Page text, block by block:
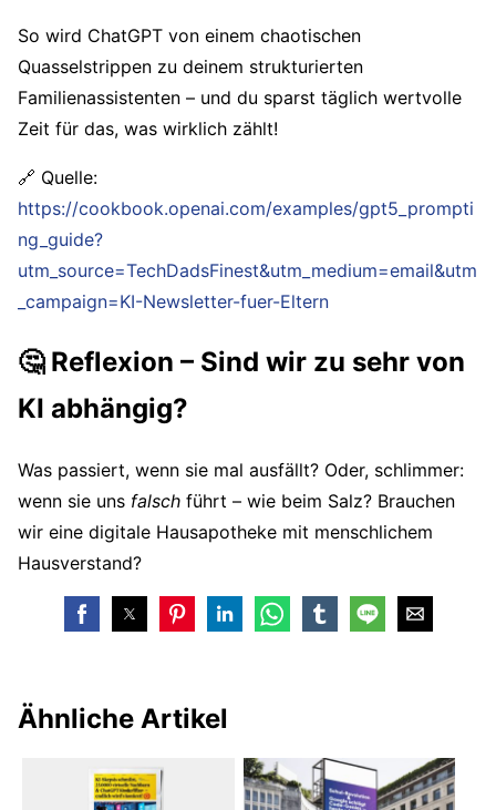
So wird ChatGPT von einem chaotischen
Quasselstrippen zu deinem strukturierten
Familienassistenten – und du sparst täglich wertvolle
Zeit für das, was wirklich zählt!
🔗 Quelle:
https://cookbook.openai.com/examples/gpt5_prompti
ng_guide?
utm_source=TechDadsFinest&utm_medium=email&utm
_campaign=KI-Newsletter-fuer-Eltern
🤔 Reflexion – Sind wir zu sehr von
KI abhängig?
Was passiert, wenn sie mal ausfällt? Oder, schlimmer:
wenn sie uns falsch führt – wie beim Salz? Brauchen
wir eine digitale Hausapotheke mit menschlichem
Hausverstand?
Ähnliche Artikel